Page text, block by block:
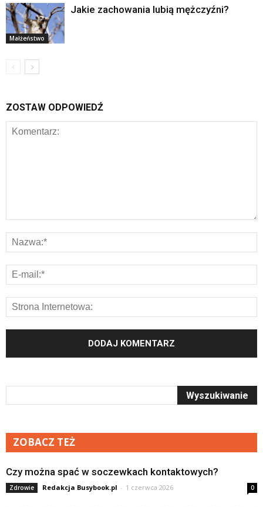
Małżeństwo
Jakie zachowania lubią mężczyźni?
ZOSTAW ODPOWIEDŹ
ZOBACZ TEŻ
Czy można spać w soczewkach kontaktowych?
Zdrowie Redakcja Busybook.pl - 1 czerwca 2026 0